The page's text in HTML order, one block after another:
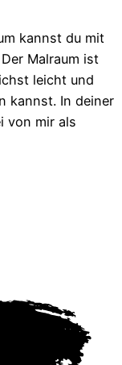
kannst du mit
Malraum ist
leicht und
kannst. In deiner
von mir als